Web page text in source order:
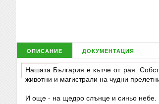
описание документация
Нашата България е кътче от рая.
животни и магистрали на чудни
И още - на щедро слънце и синьо небе.